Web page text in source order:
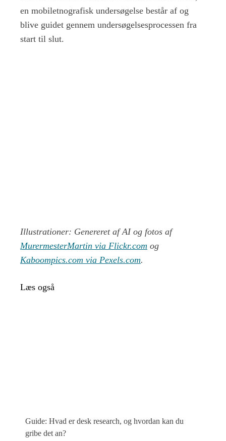
en mobiletnografisk undersøgelse består af og
blive guidet gennem undersøgelsesprocessen fra
start til slut.
Illustrationer: Genereret af AI og fotos af
MurermesterMartin via Flickr.com og
Kaboompics.com via Pexels.com.
Læs også
Guide: Hvad er desk research, og hvordan kan du
gribe det an?